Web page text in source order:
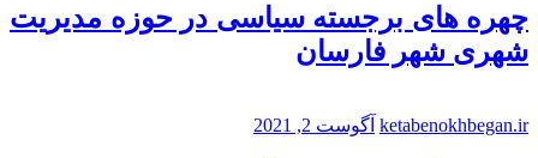
چهره های برجسته سیاسی در حوزه مدیریت
شهری شهر فارسان
ketabenokhbegan.ir آگوست 2, 2021